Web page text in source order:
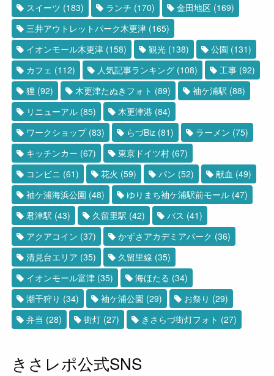
スイーツ (183) ランチ (170) 金田地区 (169)
三井アウトレットパーク木更津 (165)
イオンモール木更津 (158) 観光 (138) 公園 (131)
カフェ (112) 人気記事ランキング (108) 工事 (92)
狸 (92) 木更津たぬきフォト (89) 袖ケ浦駅 (88)
リニューアル (85) 木更津港 (84)
ワークショップ(83) らづBiz (81) ラーメン (75)
キッチンカー (67) 東京ドイツ村 (67)
コンビニ (61) 花火 (59) パン (52) 献血 (49)
袖ケ浦海浜公園 (48) ゆりまち袖ケ浦駅前モール (47)
君津駅 (43) 久留里駅 (42) バス (41)
アクアコイン (37) かずさアカデミアパーク (36)
清見台エリア (35) 久留里線 (35)
イオンモール富津 (35) 海ほたる (34)
潮干狩り (34) 袖ケ浦公園 (29) お祭り (29)
弁当 (28) 街灯 (27) きさらづ街灯フォト (27)
きさレポ公式SNS